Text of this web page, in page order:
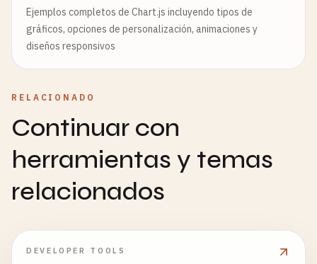
Ejemplos completos de Chart.js incluyendo tipos de
gráficos, opciones de personalización, animaciones y
diseños responsivos
RELACIONADO
Continuar con
herramientas y temas
relacionados
DEVELOPER TOOLS